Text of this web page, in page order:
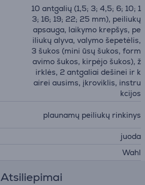
10 antgalių (1,5; 3; 4,5; 6; 10; 1
3; 16; 19; 22; 25 mm), peiliukų
apsauga, laikymo krepšys, pe
iliukų alyva, valymo šepetėlis,
3 šukos (mini ūsų šukos, form
avimo šukos, kirpėjo šukos), ž
irklės, 2 antgaliai dešinei ir k
airei ausims, įkroviklis, instru
kcijos
plaunamų peiliukų rinkinys
juoda
Wahl
Atsiliepimai